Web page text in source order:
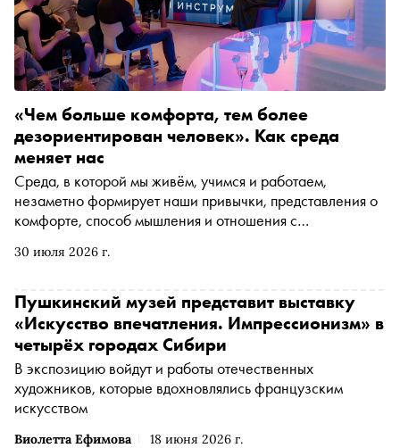
30 июля 2026 г.
«Чем больше комфорта, тем более
дезориентирован человек». Как среда
меняет нас
Среда, в которой мы живём, учимся и работаем,
незаметно формирует наши привычки, представления о
комфорте, способ мышления и отношения с
технологий, образовательных практик и городского
встрече «Сноба» искусствовед и историк архитектуры
Елизавета Лихачёва и генеральный продюсер
образовательных программ для предпринимателей
Школы управления СКОЛКОВО, академический
директор программы «Культурный код» Елена
Бондаренко говорили о том, почему дом выдаёт хозяина,
город невозможно сохранить как музей, а технологии,
созданные ради удобства, однажды могут избавить нас
Виолетта Ефимова 18 июня 2026 г.
Пушкинский музей представит выставку
«Искусство впечатления. Импрессионизм» в
четырёх городах Сибири
В экспозицию войдут и работы отечественных
художников, которые вдохновлялись французским
искусством